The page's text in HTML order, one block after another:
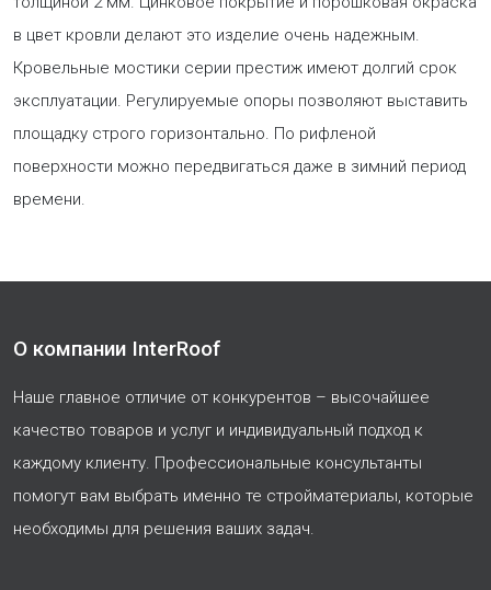
в цвет кровли делают это изделие очень надежным.
Кровельные мостики серии престиж имеют долгий срок
эксплуатации. Регулируемые опоры позволяют выставить
площадку строго горизонтально. По рифленой
поверхности можно передвигаться даже в зимний период
времени.
О компании InterRoof
Наше главное отличие от конкурентов – высочайшее
качество товаров и услуг и индивидуальный подход к
каждому клиенту. Профессиональные консультанты
помогут вам выбрать именно те стройматериалы, которые
необходимы для решения ваших задач.